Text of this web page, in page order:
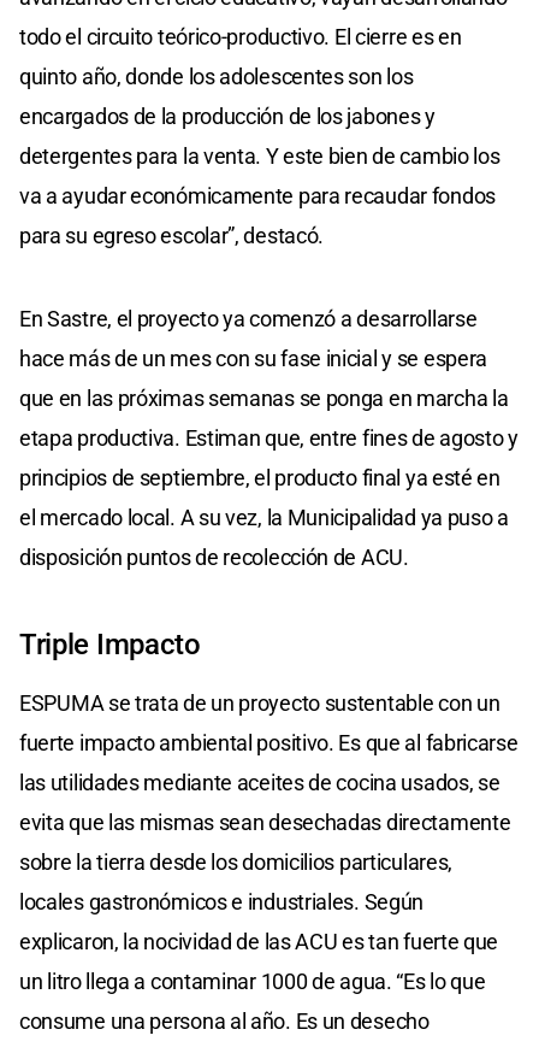
todo el circuito teórico-productivo. El cierre es en
quinto año, donde los adolescentes son los
encargados de la producción de los jabones y
detergentes para la venta. Y este bien de cambio los
va a ayudar económicamente para recaudar fondos
para su egreso escolar”, destacó.
En Sastre, el proyecto ya comenzó a desarrollarse
hace más de un mes con su fase inicial y se espera
que en las próximas semanas se ponga en marcha la
etapa productiva. Estiman que, entre fines de agosto y
principios de septiembre, el producto final ya esté en
el mercado local. A su vez, la Municipalidad ya puso a
disposición puntos de recolección de ACU.
Triple Impacto
ESPUMA se trata de un proyecto sustentable con un
fuerte impacto ambiental positivo. Es que al fabricarse
las utilidades mediante aceites de cocina usados, se
evita que las mismas sean desechadas directamente
sobre la tierra desde los domicilios particulares,
locales gastronómicos e industriales. Según
explicaron, la nocividad de las ACU es tan fuerte que
un litro llega a contaminar 1000 de agua. “Es lo que
consume una persona al año. Es un desecho